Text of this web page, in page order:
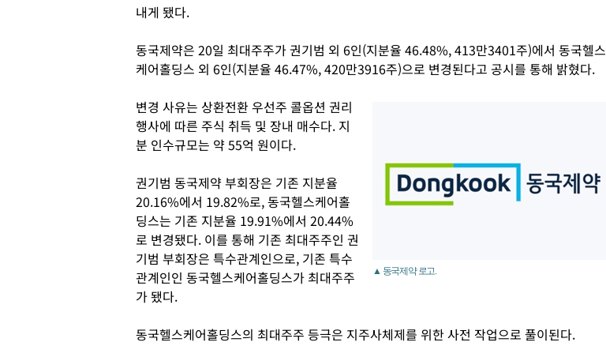
내게 됐다.
동국제약은 20일 최대주주가 권기범 외 6인(지분율 46.48%, 413만3401주)에서 동국헬스
케어홀딩스 외 6인(지분율 46.47%, 420만3916주)으로 변경된다고 공시를 통해 밝혔다.
▲ 동국제약 로고.
변경 사유는 상환전환 우선주 콜옵션 권리
행사에 따른 주식 취득 및 장내 매수다. 지
분 인수규모는 약 55억 원이다.
권기범 동국제약 부회장은 기존 지분율
20.16%에서 19.82%로, 동국헬스케어홀
딩스는 기존 지분율 19.91%에서 20.44%
로 변경됐다. 이를 통해 기존 최대주주인 권
기범 부회장은 특수관계인으로, 기존 특수
관계인인 동국헬스케어홀딩스가 최대주주
가 됐다.
동국헬스케어홀딩스의 최대주주 등극은 지주사체제를 위한 사전 작업으로 풀이된다.